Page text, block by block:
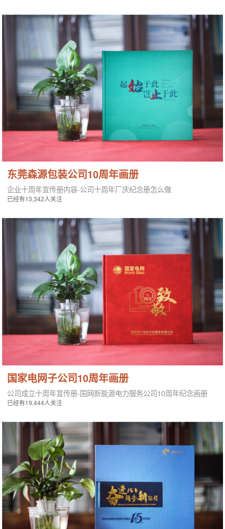
东莞森源包装公司10周年画册
企业十周年宣传册内容-公司十周年厂庆纪念册怎么做
已经有13,342人关注
国家电网子公司10周年画册
公司成立十周年宣传册-国网新能源电力服务公司10周年纪念画册
已经有19,444人关注